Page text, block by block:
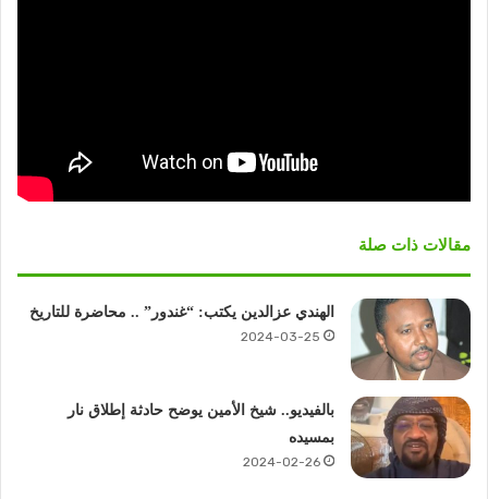
مقالات ذات صلة
الهندي عزالدين يكتب: “غندور” .. محاضرة للتاريخ
2024-03-25
بالفيديو.. شيخ الأمين يوضح حادثة إطلاق نار
بمسيده
2024-02-26